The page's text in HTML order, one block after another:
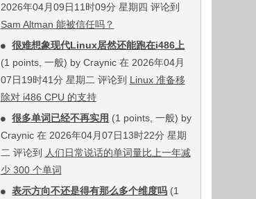
2026年04月09日11时09分 星期四 评论到
Sam Altman 能被信任吗？
很难想象现代Linux居然还能跑在i486上
(1 points, 一般) by Craynic 在 2026年04月
07日19时41分 星期二 评论到 Linux 准备移
除对 i486 CPU 的支持
很多单词已经不再实用 (1 points, 一般) by
Craynic 在 2026年04月07日13时22分 星期
二 评论到
人们日常说话的单词量比上一年减
少 300 个单词
表示方向不还是得有那么多个维度吗 (1